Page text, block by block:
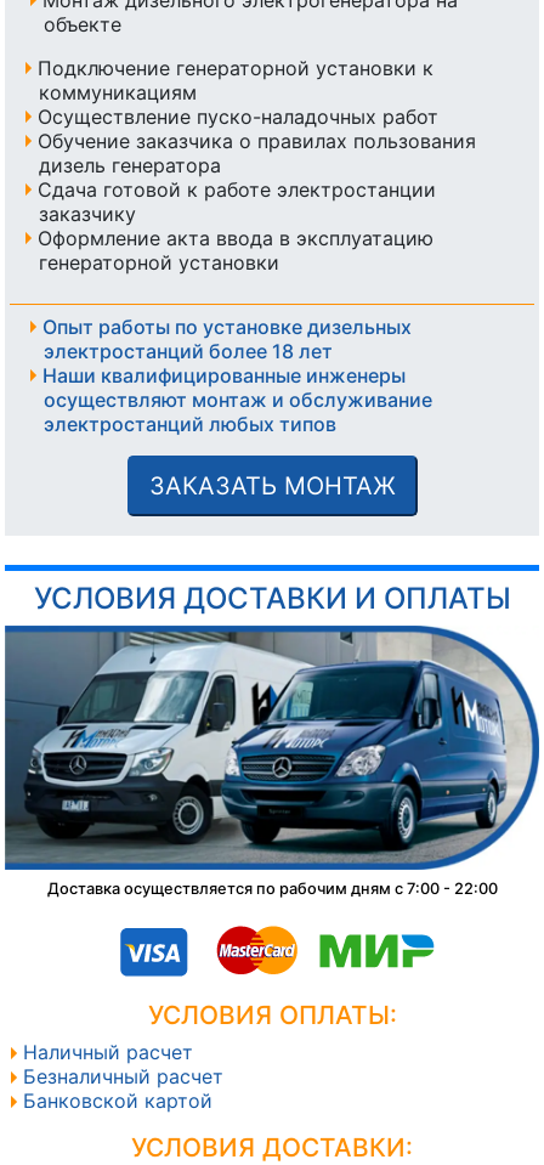
объекте
Подключение генераторной установки к
коммуникациям
Осуществление пуско-наладочных работ
Обучение заказчика о правилах пользования
дизель генератора
Сдача готовой к работе электростанции
заказчику
Оформление акта ввода в эксплуатацию
генераторной установки
Опыт работы по установке дизельных
электростанций более 18 лет
Наши квалифицированные инженеры
осуществляют монтаж и обслуживание
электростанций любых типов
ЗАКАЗАТЬ МОНТАЖ
УСЛОВИЯ ДОСТАВКИ И ОПЛАТЫ
Доставка осуществляется по рабочим дням с 7:00 - 22:00
УСЛОВИЯ ОПЛАТЫ:
Наличный расчет
Безналичный расчет
Банковской картой
УСЛОВИЯ ДОСТАВКИ: